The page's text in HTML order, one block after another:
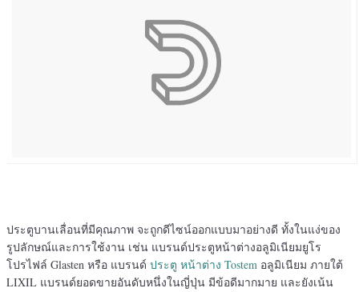
ประตูบานเลื่อนที่มีคุณภาพ จะถูกดีไซน์ออกแบบมาอย่างดี ทั้งในแง่ของ
รูปลักษณ์และการใช้งาน เช่น แบรนด์ประตูหน้าต่างอลูมิเนียมยูโร
โปรไฟล์ Glasten หรือ แบรนด์ ประตู หน้าต่าง Tostem อลูมิเนียม ภายใต้
LIXIL แบรนด์ยอดขายอันดับหนึ่งในญี่ปุ่น มีข้อดีมากมาย และยังเน้น